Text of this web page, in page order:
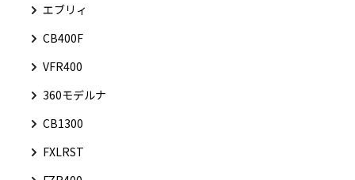
エブリィ
CB400F
VFR400
360モデルナ
CB1300
FXLRST